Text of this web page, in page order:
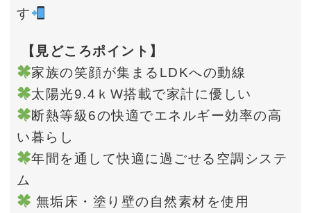
す
【見どころポイント】
家族の笑顔が集まるLDKへの動線
太陽光9.4ｋW搭載で家計に優しい
断熱等級6の快適でエネルギー効率の高
い暮らし
年間を通して快適に過ごせる空調システ
ム
無垢床・塗り壁の自然素材を使用